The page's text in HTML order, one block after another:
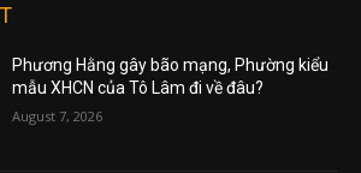
Phương Hằng gây bão mạng, Phường kiểu
mẫu XHCN của Tô Lâm đi về đâu?
August 7, 2026